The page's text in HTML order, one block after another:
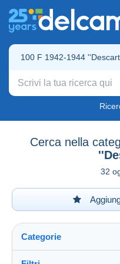
100 F 1942-1944
Cerca nella
32
Categorie